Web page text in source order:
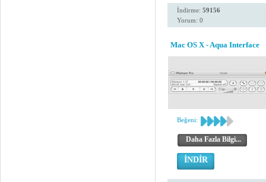
İndirme: 59156
Yorum: 0
Mac OS X - Aqua Interface
Beğeni:
Daha Fazla Bilgi...
İNDİR